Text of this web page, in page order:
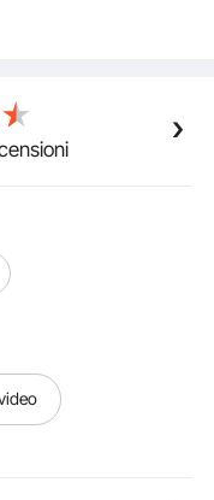
un supporto
ideale
questo
modo sicuro e
per allenamento,
per wrestling, jiu-
allenamenti ed